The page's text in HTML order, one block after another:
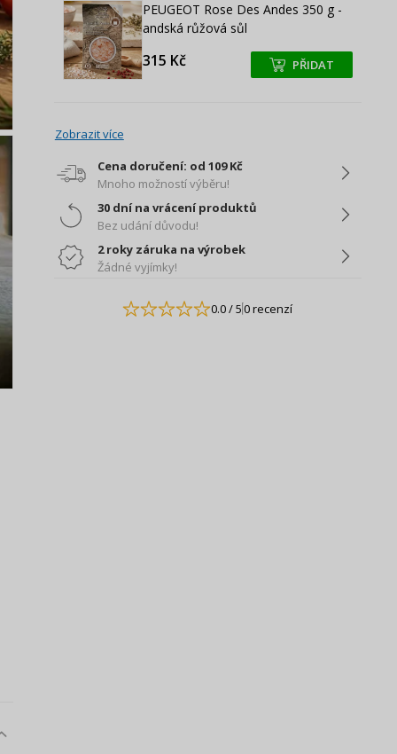
PEUGEOT Rose Des Andes 350 g -
andská růžová sůl
315 Kč +
+ PŘIDAT
Zobrazit více
Cena doručení: od 109 Kč
Mnoho možností výběru!
30 dní na vrácení produktů
Bez udání důvodu!
2 roky záruka na výrobek
Žádné vyjímky!
0.0/ 50 recenzí